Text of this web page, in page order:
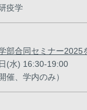
疫学
部合同セミナー2025
(水) 16:30-19:00
、学内のみ）